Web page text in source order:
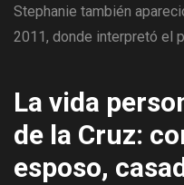
Stephanie también
2011, donde interpretó el
La vida
de la Cruz:
esposo,